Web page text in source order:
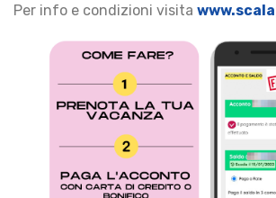
Per info e condizioni visita